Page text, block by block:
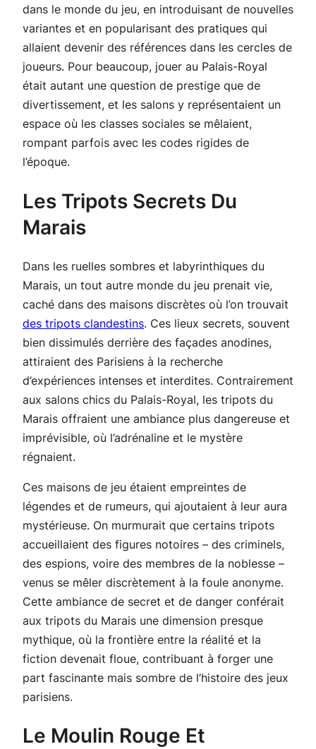
dans le monde du jeu, en introduisant de nouvelles
variantes et en popularisant des pratiques qui
allaient devenir des références dans les cercles de
joueurs. Pour beaucoup, jouer au Palais-Royal
était autant une question de prestige que de
divertissement, et les salons y représentaient un
espace où les classes sociales se mêlaient,
rompant parfois avec les codes rigides de
l’époque.
Les Tripots Secrets Du
Marais
Dans les ruelles sombres et labyrinthiques du
Marais, un tout autre monde du jeu prenait vie,
caché dans des maisons discrètes où l’on trouvait
des tripots clandestins. Ces lieux secrets, souvent
bien dissimulés derrière des façades anodines,
attiraient des Parisiens à la recherche
d’expériences intenses et interdites. Contrairement
aux salons chics du Palais-Royal, les tripots du
Marais offraient une ambiance plus dangereuse et
imprévisible, où l’adrénaline et le mystère
régnaient.
Ces maisons de jeu étaient empreintes de
légendes et de rumeurs, qui ajoutaient à leur aura
mystérieuse. On murmurait que certains tripots
accueillaient des figures notoires – des criminels,
des espions, voire des membres de la noblesse –
venus se mêler discrètement à la foule anonyme.
Cette ambiance de secret et de danger conférait
aux tripots du Marais une dimension presque
mythique, où la frontière entre la réalité et la
fiction devenait floue, contribuant à forger une
part fascinante mais sombre de l’histoire des jeux
parisiens.
Le Moulin Rouge Et